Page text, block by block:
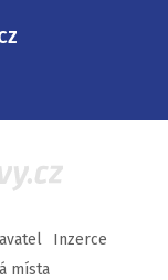
Inzerce
místa